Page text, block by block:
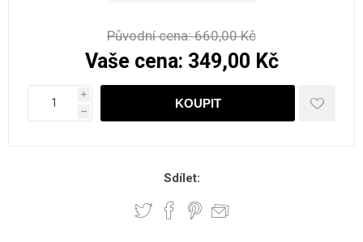
Původní cena: 660,00 Kč
Vaše cena: 349,00 Kč
i
h
Sdílet: